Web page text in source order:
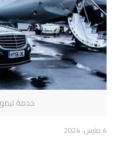
خدمة
4 مارس، 2024